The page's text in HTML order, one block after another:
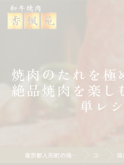
焼肉のたれを極
絶品焼肉を楽し
単レ
東京都人形町の焼肉なら焼肉 香楓苑 コラム 焼肉